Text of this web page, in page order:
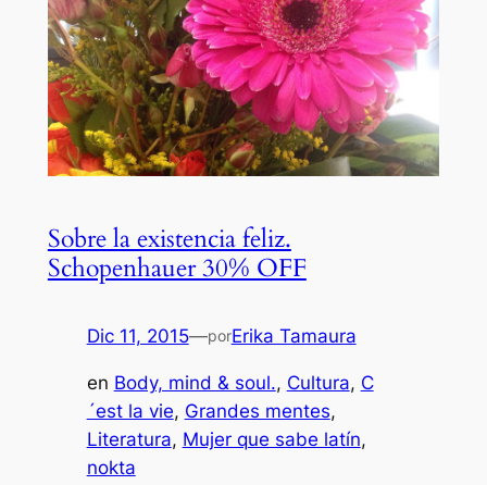
Sobre la existencia feliz.
Schopenhauer 30% OFF
Dic 11, 2015—porErika Tamaura
en Body, mind & soul., Cultura, C
´est la vie, Grandes mentes
Literatura, Mujer que sabe latín
nokta